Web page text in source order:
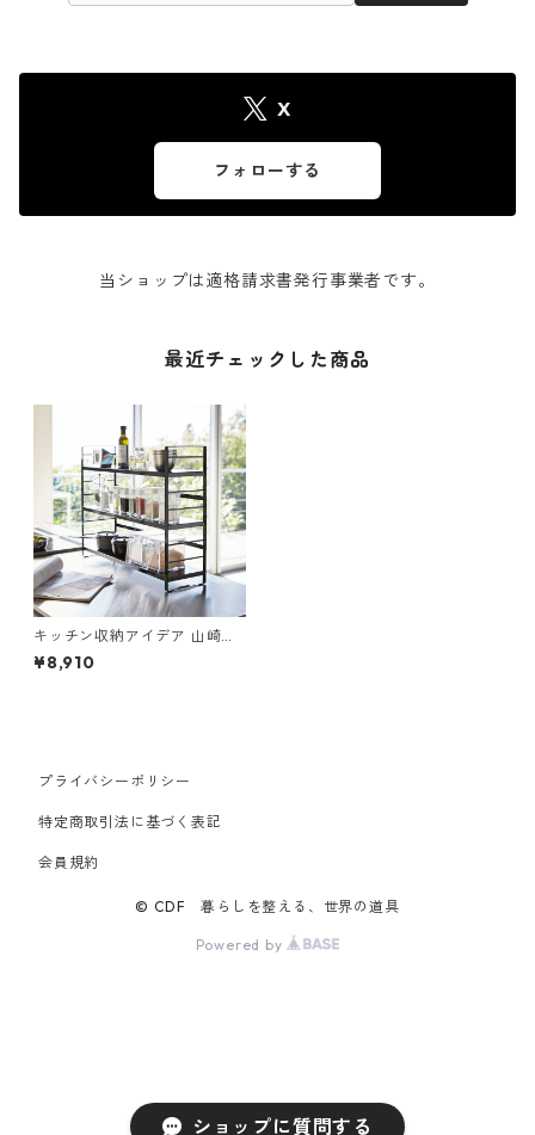
ショップに質問する
X
フォローする
当ショップは適格請求書発行事業者です。
最近チェックした商品
キッチン収納アイデア 山崎実
業 tower タワー シンク上キッ
チン収納ラック ブラック
¥8,910
プライバシーポリシー
特定商取引法に基づく表記
会員規約
© CDF 暮らしを整える、世界の道具
Powered by